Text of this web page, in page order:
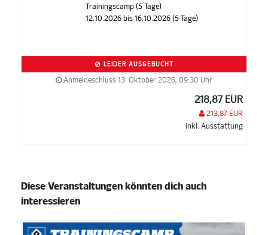
Trainingscamp (5 Tage)
12.10.2026 bis 16.10.2026 (5 Tage)
LEIDER AUSGEBUCHT
Anmeldeschluss 13. Oktober 2026, 09:30 Uhr
218,87 EUR
213,87 EUR
inkl. Ausstattung
Diese Veranstaltungen könnten dich auch
interessieren